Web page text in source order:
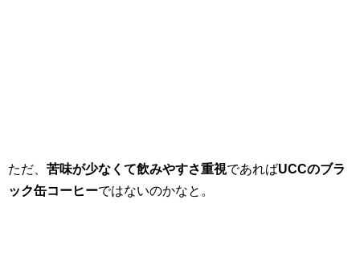
ただ、 苦味が少なくて飲みやすさ重視であればUCCのブラ
ック缶コーヒーではないのかなと。